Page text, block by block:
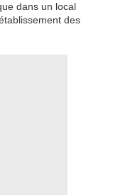
dans un local
des